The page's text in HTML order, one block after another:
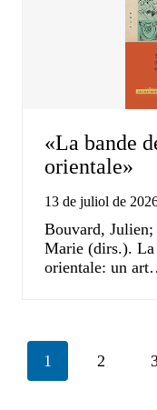
«La bande
orientale»
13 de juliol de
Bouvard,
Marie (dirs.). La
orientale: un
1 2